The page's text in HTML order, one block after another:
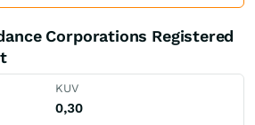
Corporations Registered
KUV
0,30